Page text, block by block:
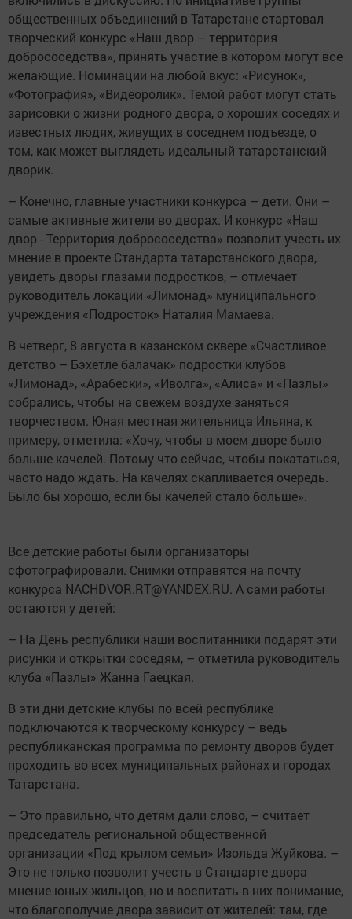
общественных объединений в Татарстане стартовал
творческий конкурс «Наш двор – территория
добрососедства», принять участие в котором могут все
желающие. Номинации на любой вкус: «Рисунок»,
«Фотография», «Видеоролик». Темой работ могут стать
зарисовки о жизни родного двора, о хороших соседях и
известных людях, живущих в соседнем подъезде, о
том, как может выглядеть идеальный татарстанский
дворик.
– Конечно, главные участники конкурса – дети. Они –
самые активные жители во дворах. И конкурс «Наш
двор - Территория добрососедства» позволит учесть их
мнение в проекте Стандарта татарстанского двора,
увидеть дворы глазами подростков, – отмечает
руководитель локации «Лимонад» муниципального
учреждения «Подросток» Наталия Мамаева.
В четверг, 8 августа в казанском сквере «Счастливое
детство – Бэхетле балачак» подростки клубов
«Лимонад», «Арабески», «Иволга», «Алиса» и «Пазлы»
собрались, чтобы на свежем воздухе заняться
творчеством. Юная местная жительница Ильяна, к
примеру, отметила: «Хочу, чтобы в моем дворе было
больше качелей. Потому что сейчас, чтобы покататься,
часто надо ждать. На качелях скапливается очередь.
Было бы хорошо, если бы качелей стало больше».
Все детские работы были организаторы
сфотографировали. Снимки отправятся на почту
конкурса NACHDVOR.RT@YANDEX.RU. А сами работы
остаются у детей:
– На День республики наши воспитанники подарят эти
рисунки и открытки соседям, – отметила руководитель
клуба «Пазлы» Жанна Гаецкая.
В эти дни детские клубы по всей республике
подключаются к творческому конкурсу – ведь
республиканская программа по ремонту дворов будет
проходить во всех муниципальных районах и городах
Татарстана.
– Это правильно, что детям дали слово, – считает
председатель региональной общественной
организации «Под крылом семьи» Изольда Жуйкова. –
Это не только позволит учесть в Стандарте двора
мнение юных жильцов, но и воспитать в них понимание,
что благополучие двора зависит от жителей: там, где